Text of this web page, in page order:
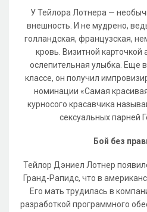
У Тейлора Лотнера —
внешность. И не мудрено,
голландская, французская,
кровь. Визитной карточкой
ослепительная улыбка. Еще
классе, он получил
номинации «Самая
курносого красавчика
сексуальных парней
Бой без
Тейлор Дэниел Лотнер
Гранд-Рапидс, что в
Его мать трудилась в
разработкой программного